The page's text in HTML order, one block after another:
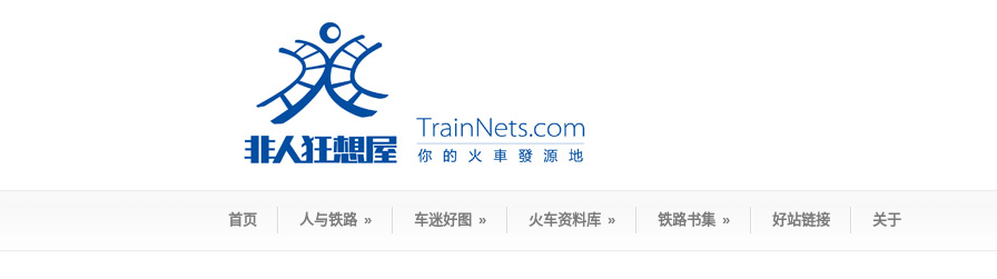
首页 人与铁路 » 车迷好图 » 火车资料库 » 铁路书集 » 好站链接 关于